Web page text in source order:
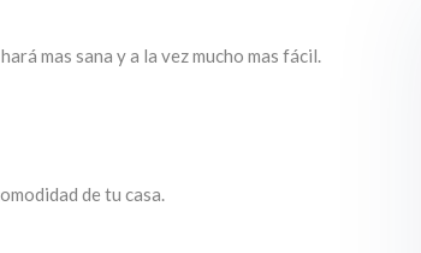
mas sana y a la vez mucho mas fácil.
de tu casa.